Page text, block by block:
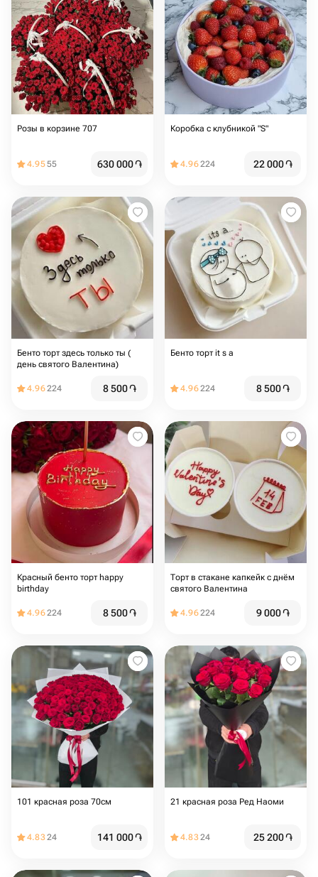
Розы в корзине 707
4.9555 630 000֏
Коробка с клубникой "S"
4.96224 22 000֏
Бенто торт здесь только ты (
день святого Валентина)
4.96224 8 500֏
Бенто торт it s a
4.96224 8 500֏
Красный бенто торт happy
birthday
4.96224 8 500֏
Торт в стакане капкейк с днём
святого Валентина
4.96224 9 000֏
101 красная роза 70см
4.8324 141 000֏
21 красная роза Ред Наоми
4.8324 25 200֏